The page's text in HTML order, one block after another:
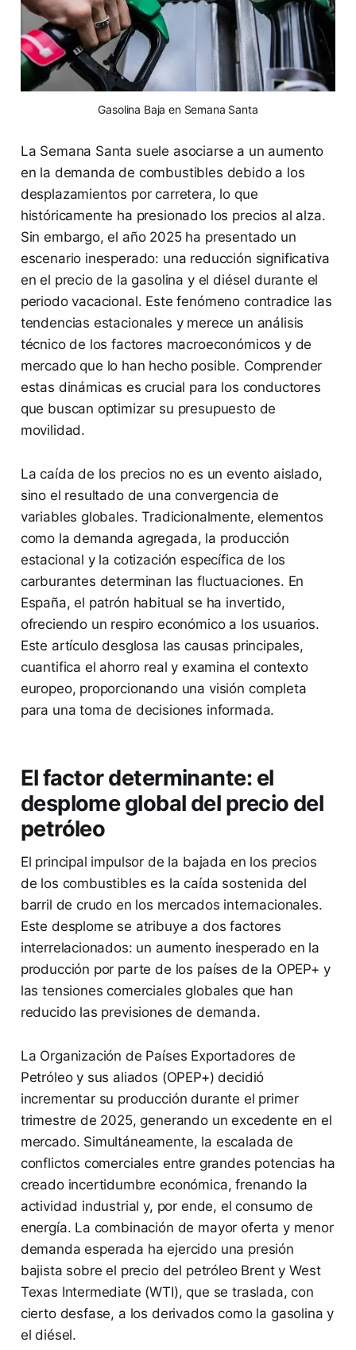
Gasolina Baja en Semana Santa
La Semana Santa suele asociarse a un aumento
en la demanda de combustibles debido a los
desplazamientos por carretera, lo que
históricamente ha presionado los precios al alza.
Sin embargo, el año 2025 ha presentado un
escenario inesperado: una reducción significativa
en el precio de la gasolina y el diésel durante el
periodo vacacional. Este fenómeno contradice las
tendencias estacionales y merece un análisis
técnico de los factores macroeconómicos y de
mercado que lo han hecho posible. Comprender
estas dinámicas es crucial para los conductores
que buscan optimizar su presupuesto de
movilidad.
La caída de los precios no es un evento aislado,
sino el resultado de una convergencia de
variables globales. Tradicionalmente, elementos
como la demanda agregada, la producción
estacional y la cotización específica de los
carburantes determinan las fluctuaciones. En
España, el patrón habitual se ha invertido,
ofreciendo un respiro económico a los usuarios.
Este artículo desglosa las causas principales,
cuantifica el ahorro real y examina el contexto
europeo, proporcionando una visión completa
para una toma de decisiones informada.
El factor determinante: el
desplome global del precio del
petróleo
El principal impulsor de la bajada en los precios
de los combustibles es la caída sostenida del
barril de crudo en los mercados internacionales.
Este desplome se atribuye a dos factores
interrelacionados: un aumento inesperado en la
producción por parte de los países de la OPEP+ y
las tensiones comerciales globales que han
reducido las previsiones de demanda.
La Organización de Países Exportadores de
Petróleo y sus aliados (OPEP+) decidió
incrementar su producción durante el primer
trimestre de 2025, generando un excedente en el
mercado. Simultáneamente, la escalada de
conflictos comerciales entre grandes potencias ha
creado incertidumbre económica, frenando la
actividad industrial y, por ende, el consumo de
energía. La combinación de mayor oferta y menor
demanda esperada ha ejercido una presión
bajista sobre el precio del petróleo Brent y West
Texas Intermediate (WTI), que se traslada, con
cierto desfase, a los derivados como la gasolina y
el diésel.